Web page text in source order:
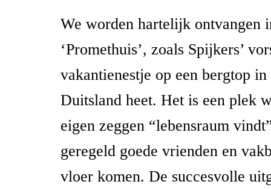
We worden hartelijk ontvangen
‘Promethuis’, zoals Spijkers’
vakantienestje op een bergtop
Duitsland heet. Het is een plek
eigen zeggen “lebensraum
geregeld goede vrienden en
vloer komen. De succesvolle